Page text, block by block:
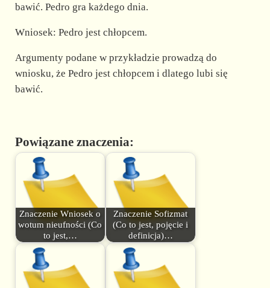
bawić. Pedro gra każdego dnia.
Wniosek: Pedro jest chłopcem.
Argumenty podane w przykładzie prowadzą do
wniosku, że Pedro jest chłopcem i dlatego lubi się
bawić.
Powiązane znaczenia:
Znaczenie Wniosek o
wotum nieufności (Co
to jest,…
Znaczenie Sofizmat
(Co to jest, pojęcie i
definicja)…